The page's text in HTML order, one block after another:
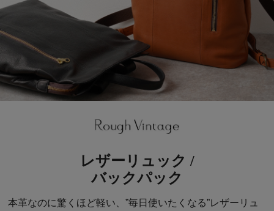
レザーリュック /
バックパック
本革なのに驚くほど軽い、”毎日使いたくなる”レザーリュ